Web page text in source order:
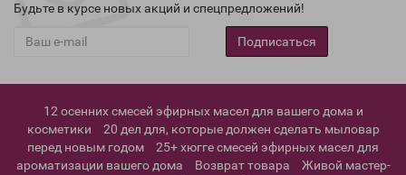
Будьте в курсе новых акций и спецпредложений!
Подписаться
12 осенних смесей эфирных масел для вашего дома и
косметики
20 дел для, которые должен сделать мыловар
перед новым годом
25+ хюгге смесей эфирных масел для
ароматизации вашего дома
Возврат товара
Живой мастер-